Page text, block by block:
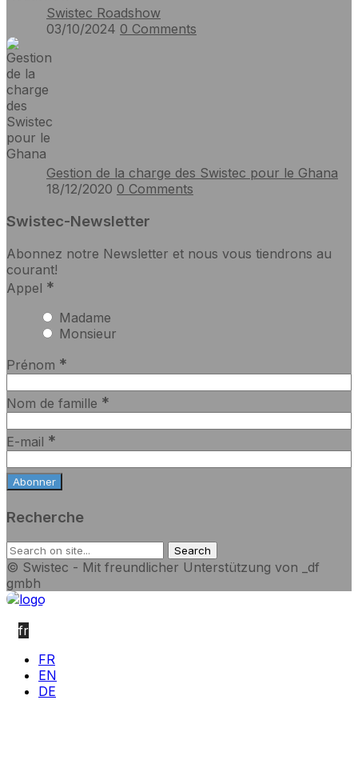
Swistec Roadshow
03/10/2024 0 Comments
Gestion de la charge des Swistec pour le Ghana
18/12/2020 0 Comments
Swistec-Newsletter
Abonnez notre Newsletter et nous vous tiendrons au
courant!
Appel *
Madame
Monsieur
Prénom *
Nom de famille *
E-mail *
Recherche
© Swistec - Mit freundlicher Unterstützung von _df
gmbh
fr
FR
EN
DE